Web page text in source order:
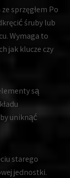
sprzęgłem Po
śruby lub
Wymaga to
jak klucze czy
są
uniknąć
starego
jednostki.